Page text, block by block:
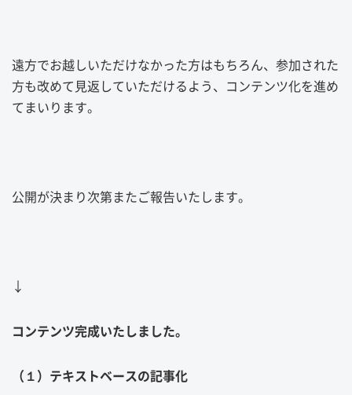
遠方でお越しいただけなかった方はもちろん、参加された
方も改めて見返していただけるよう、コンテンツ化を進め
てまいります。
公開が決まり次第またご報告いたします。
↓
コンテンツ完成いたしました。
（１）テキストベースの記事化